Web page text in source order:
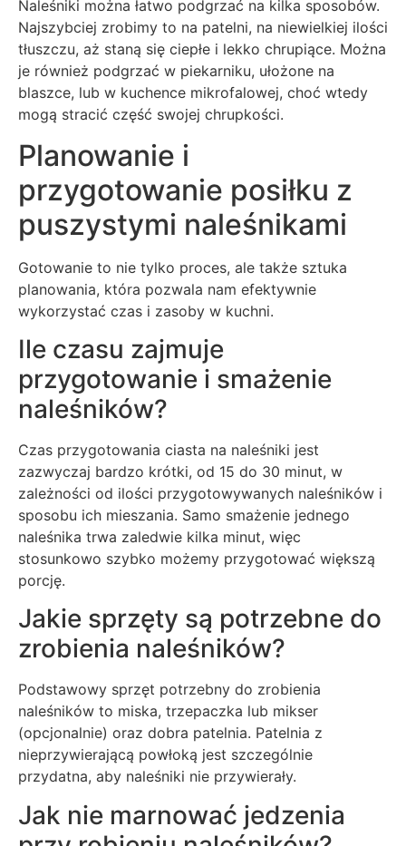
Naleśniki można łatwo podgrzać na kilka sposobów.
Najszybciej zrobimy to na patelni, na niewielkiej ilości
tłuszczu, aż staną się ciepłe i lekko chrupiące. Można
je również podgrzać w piekarniku, ułożone na
blaszce, lub w kuchence mikrofalowej, choć wtedy
mogą stracić część swojej chrupkości.
Planowanie i
przygotowanie posiłku z
puszystymi naleśnikami
Gotowanie to nie tylko proces, ale także sztuka
planowania, która pozwala nam efektywnie
wykorzystać czas i zasoby w kuchni.
Ile czasu zajmuje
przygotowanie i smażenie
naleśników?
Czas przygotowania ciasta na naleśniki jest
zazwyczaj bardzo krótki, od 15 do 30 minut, w
zależności od ilości przygotowywanych naleśników i
sposobu ich mieszania. Samo smażenie jednego
naleśnika trwa zaledwie kilka minut, więc
stosunkowo szybko możemy przygotować większą
porcję.
Jakie sprzęty są potrzebne do
zrobienia naleśników?
Podstawowy sprzęt potrzebny do zrobienia
naleśników to miska, trzepaczka lub mikser
(opcjonalnie) oraz dobra patelnia. Patelnia z
nieprzywierającą powłoką jest szczególnie
przydatna, aby naleśniki nie przywierały.
Jak nie marnować jedzenia